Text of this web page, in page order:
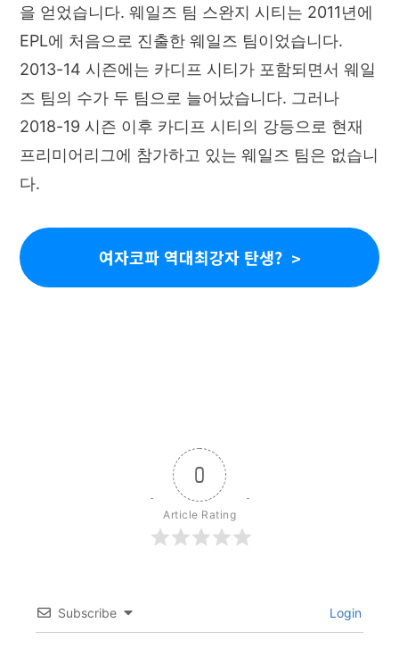
을 얻었습니다. 웨일즈 팀 스완지 시티는 2011년에
EPL에 처음으로 진출한 웨일즈 팀이었습니다.
2013-14 시즌에는 카디프 시티가 포함되면서 웨일
즈 팀의 수가 두 팀으로 늘어났습니다. 그러나
2018-19 시즌 이후 카디프 시티의 강등으로 현재
프리미어리그에 참가하고 있는 웨일즈 팀은 없습니
다.
여자코파 역대최강자 탄생?
0
Article Rating
Subscribe Login